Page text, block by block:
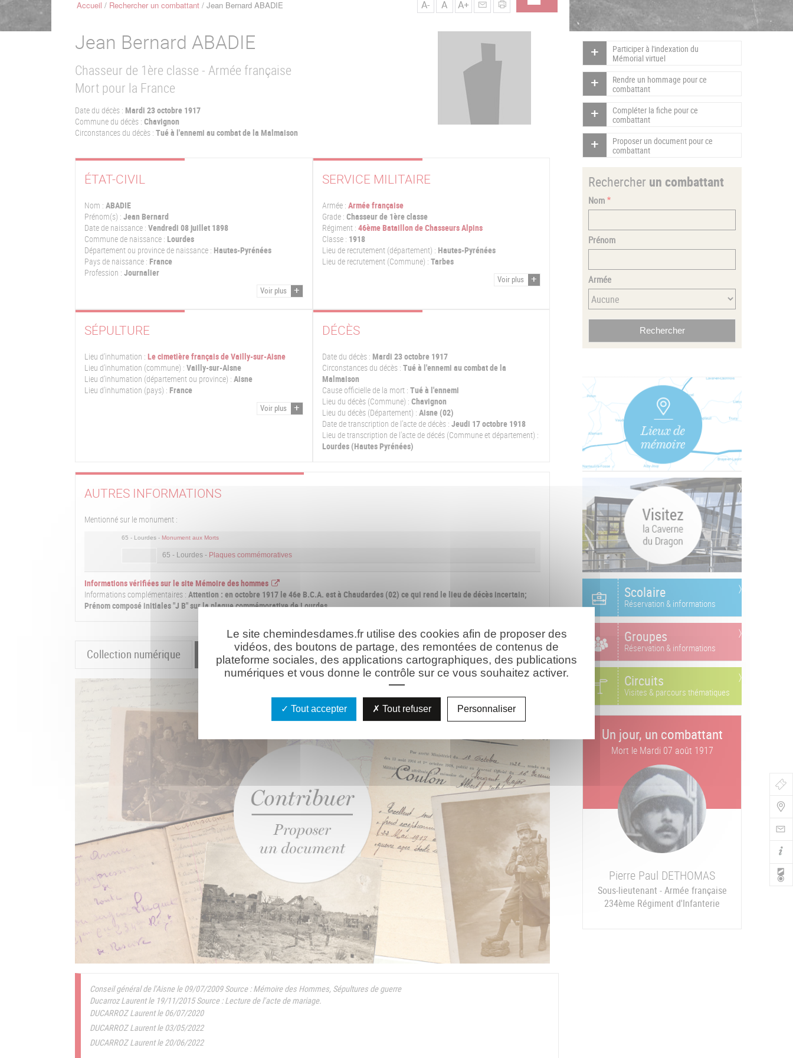
de
FilAccueil Rechercher un combattant Jean Bernard ABADIE A- A A+
Jean Bernard ABADIE
Chasseur de 1ère classe - Armée française
Mort pour la France
Date du décès : Mardi 23 octobre 1917
Commune du décès : Chavignon
Circonstances du décès : Tué à l'ennemi au combat de la Malmaison
ÉTAT-CIVIL
Nom : ABADIE
Prénom(s) : Jean Bernard
Date de naissance : Vendredi 08 juillet 1898
Commune de naissance : Lourdes
Département ou province de naissance : Hautes-Pyrénées
Pays de naissance : France
Profession : Journalier
Voir plus
SERVICE MILITAIRE
Armée : Armée française
Grade : Chasseur de 1ère classe
Régiment : 46ème Bataillon de Chasseurs Alpins
Classe : 1918
Lieu de recrutement (département) : Hautes-Pyrénées
Lieu de recrutement (Commune) : Tarbes
Voir plus
SÉPULTURE
Lieu d'inhumation : Le cimetière français de Vailly-sur-Aisne
Lieu d'inhumation (commune) : Vailly-sur-Aisne
Lieu d'inhumation (département ou province) : Aisne
Lieu d'inhumation (pays) : France
Voir plus
DÉCÈS
Date du décès : Mardi 23 octobre 1917
Circonstances du décès : Tué à l'ennemi au combat de la
Malmaison
Cause officielle de la mort : Tué à l'ennemi
Lieu du décès (Commune) : Chavignon
Lieu du décès (Département) : Aisne (02)
Date de transcription de l'acte de décès : Jeudi 17 octobre 1918
Lieu de transcription de l'acte de décés (Commune et département) :
Lourdes (Hautes Pyrénées)
AUTRES INFORMATIONS
Mentionné sur le monument :
65 - Lourdes - Monument aux Morts
65 - Lourdes - Plaques commémoratives
Informations vérifiées sur le site Mémoire des hommes
Informations complémentaires : Attention : en octobre 1917 le 46e B.C.A. est à Chaudardes (02) ce qui rend le lieu de décès incertain;
Prénom composé initiales "J B" sur la plaque commémorative de Lourdes
Collection numérique La cartographie Les ressources
Conseil général de l'Aisne le 09/07/2009Source : Mémoire des Hommes, Sépultures de guerre
Ducarroz Laurent le 19/11/2015Source : Lecture de l'acte de mariage.
DUCARROZ Laurent le 06/07/2020
DUCARROZ Laurent le 03/05/2022
DUCARROZ Laurent le 20/06/2022
Participer à l'indexation du
Mémorial virtuel
Rendre un hommage pour ce
combattant
Compléter la fiche pour ce
combattant
Proposer un document pour ce
combattant
Rechercher un combattant
Nom
Prénom
Armée
Scolaire
Réservation & informations
Groupes
Réservation & informations
Circuits
Visites & parcours thématiques
Un jour, un combattant
Mort le Mardi 07 août 1917
Pierre Paul DETHOMAS
Sous-lieutenant - Armée française
234ème Régiment d'Infanterie
Le site chemindesdames.fr utilise des cookies afin de proposer des
vidéos, des boutons de partage, des remontées de contenus de
plateforme sociales, des applications cartographiques, des publications
numériques et vous donne le contrôle sur ce vous souhaitez activer.
Tout accepter Tout refuser Personnaliser